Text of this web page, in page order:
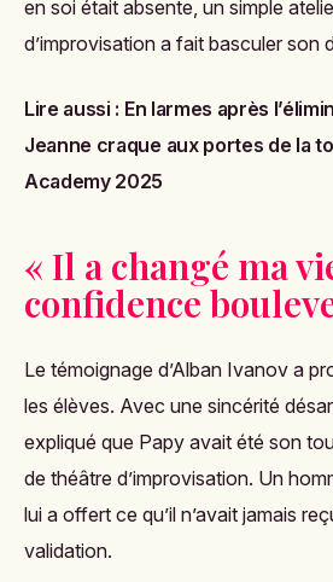
en soi était absente, un simple
d’improvisation a fait basculer son
Lire aussi : En larmes après
Jeanne craque aux portes de la
Academy 2025
« Il a changé ma
confidence
Le témoignage d’Alban Ivanov a
les élèves. Avec une sincérité
expliqué que Papy avait été son
de théâtre d’improvisation. Un
lui a offert ce qu’il n’avait jamais
validation.